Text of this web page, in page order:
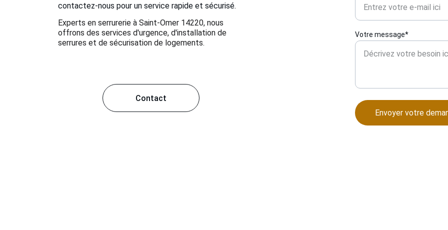
Votre message*
Envoyer votre
contactez-nous pour un service rapide et sécurisé.
Experts en serrurerie à Saint-Omer 14220, nous
offrons des services d'urgence, d'installation de
serrures et de sécurisation de logements.
Contact